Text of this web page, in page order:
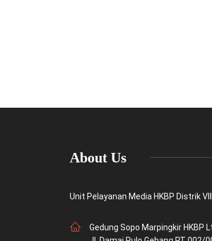
About Us
Unit Pelayanan Media HKBP Distrik
Gedung Sopo Marpingkir HKBP